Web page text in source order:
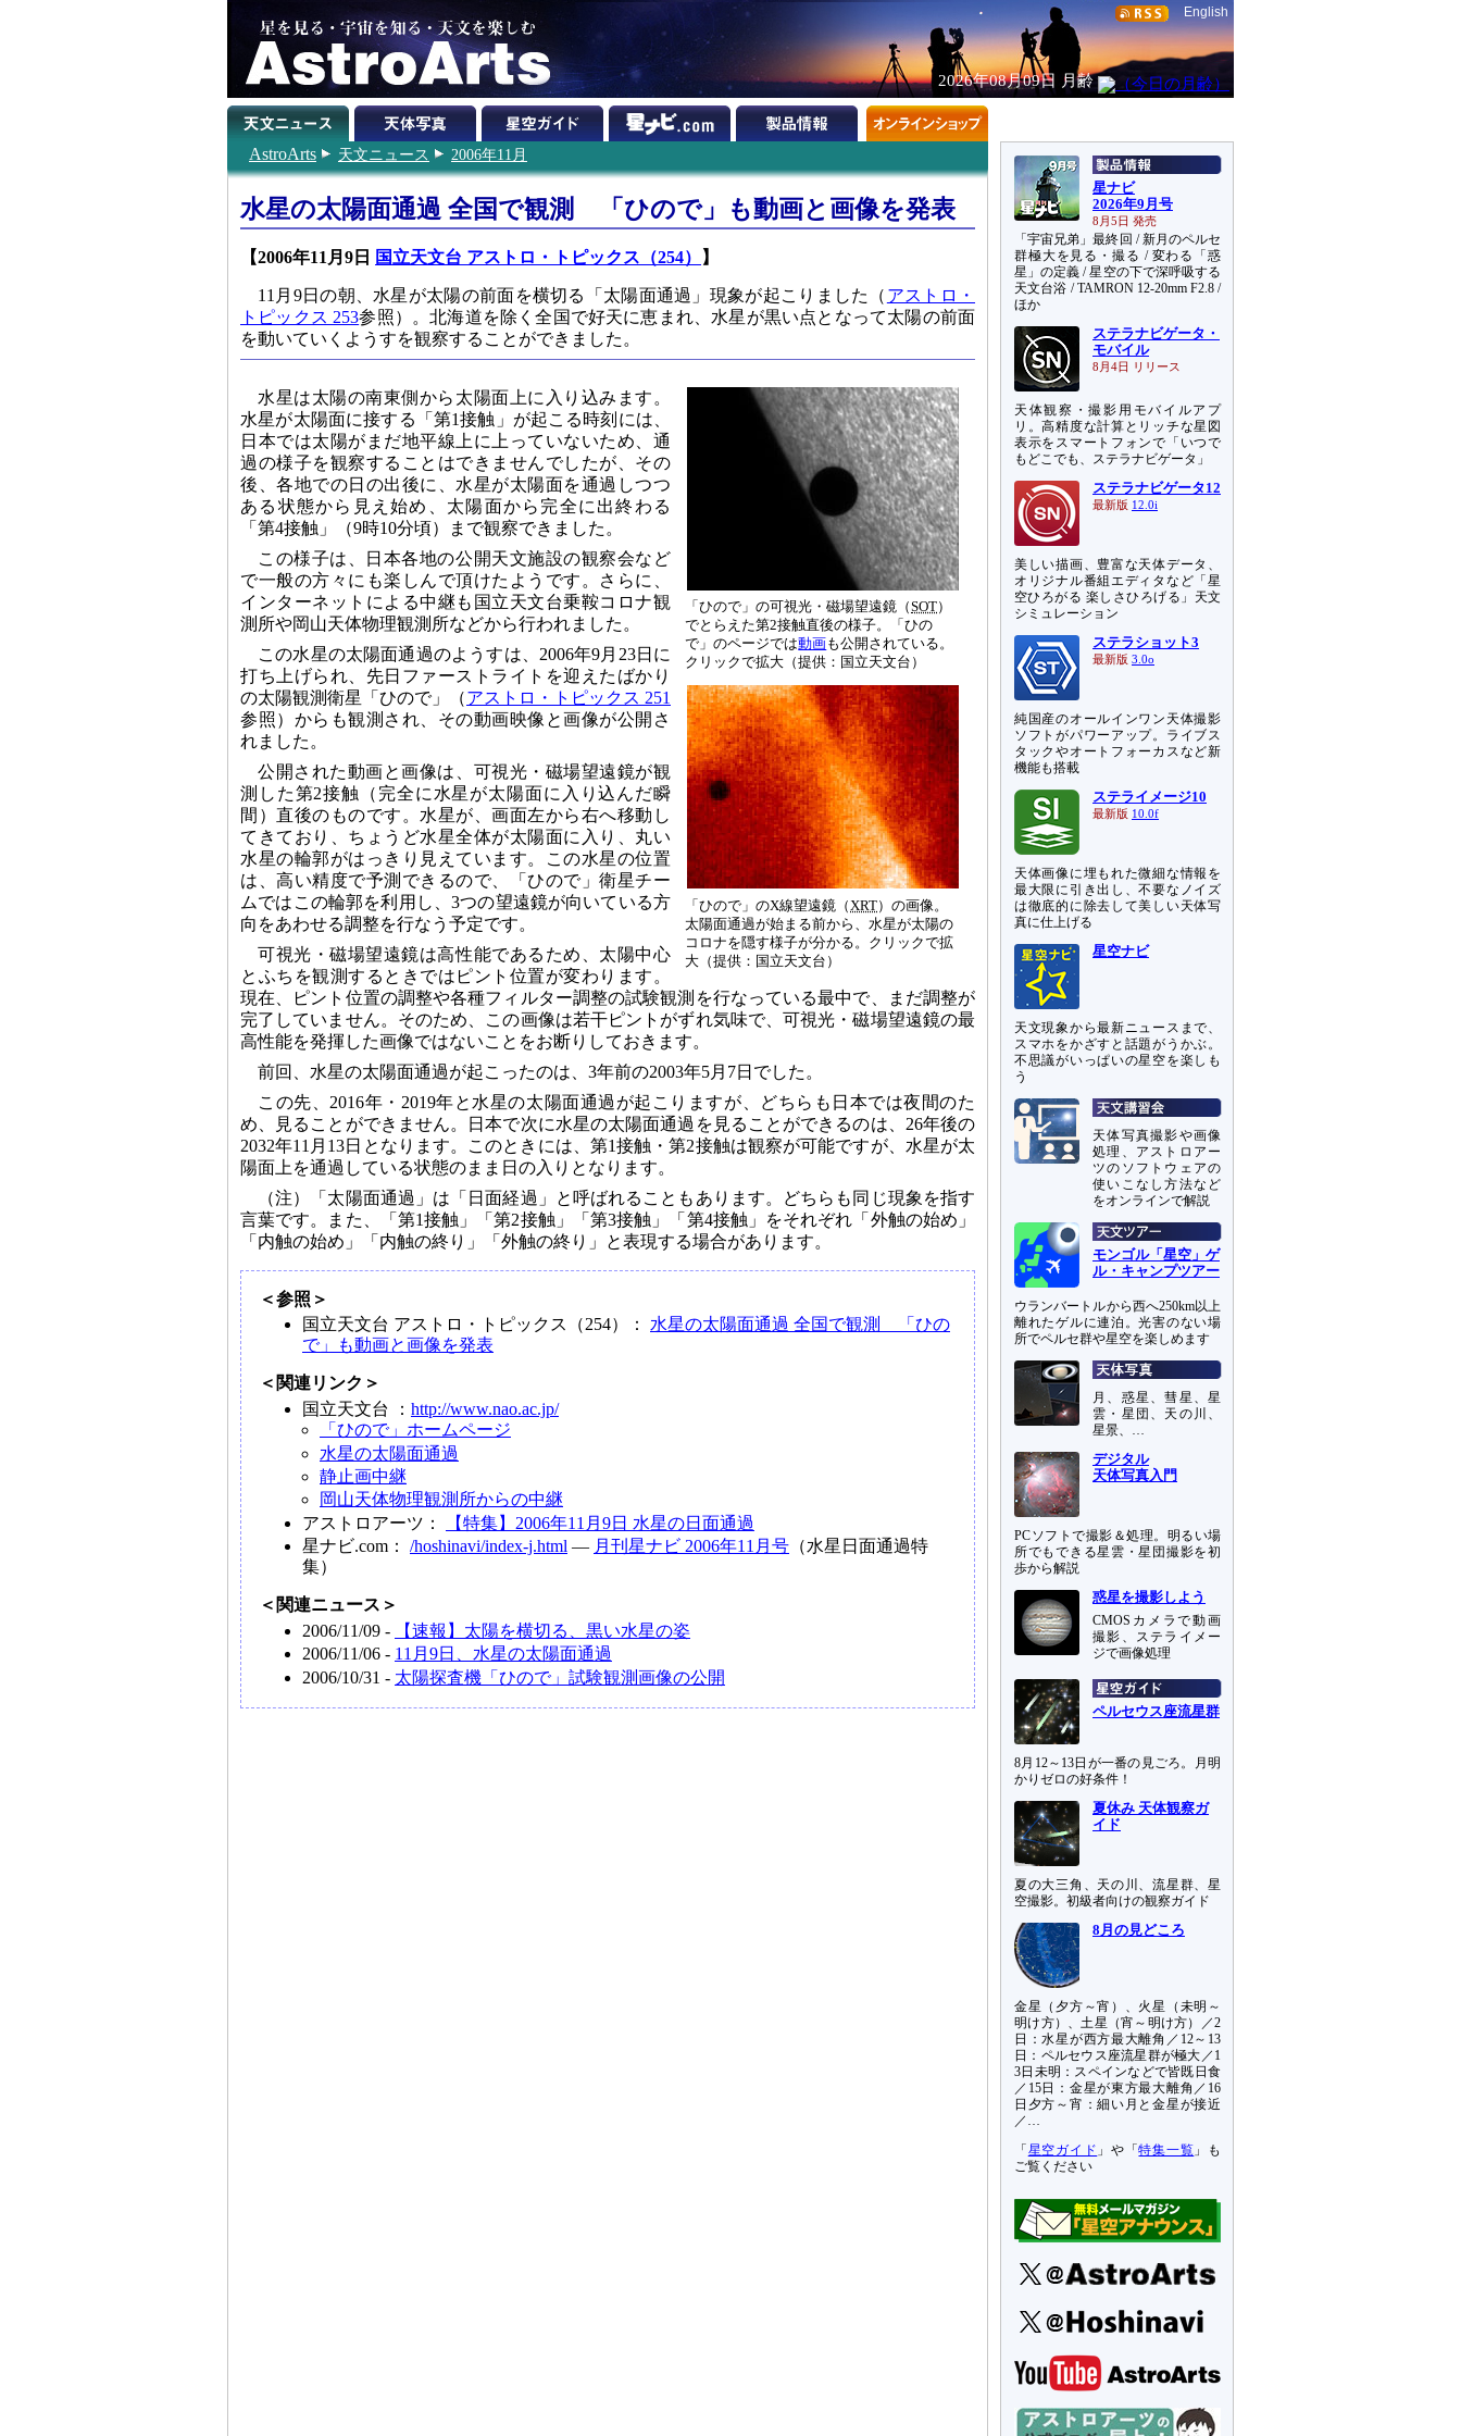
English
2026年08月09日 月齢
AstroArts 天文ニュース 2006年11月
水星の太陽面通過 全国で観測 「ひので」も動画と画像を発表
【2006年11月9日 国立天文台 アストロ・トピックス（254） 】
11月9日の朝、水星が太陽の前面を横切る「太陽面通過」現象が起こりました（ アストロ・
トピックス 253参照）。北海道を除く全国で好天に恵まれ、水星が黒い点となって太陽の前面
を動いていくようすを観察することができました。
「ひので」の可視光・磁場望遠鏡（SOT）
でとらえた第2接触直後の様子。「ひの
で」のページでは動画も公開されている。
クリックで拡大（提供：国立天文台）
「ひので」のX線望遠鏡（XRT）の画像。
太陽面通過が始まる前から、水星が太陽の
コロナを隠す様子が分かる。クリックで拡
大（提供：国立天文台）
水星は太陽の南東側から太陽面上に入り込みます。
水星が太陽面に接する「第1接触」が起こる時刻には、
日本では太陽がまだ地平線上に上っていないため、通
過の様子を観察することはできませんでしたが、その
後、各地での日の出後に、水星が太陽面を通過しつつ
ある状態から見え始め、太陽面から完全に出終わる
「第4接触」（9時10分頃）まで観察できました。
この様子は、日本各地の公開天文施設の観察会など
で一般の方々にも楽しんで頂けたようです。さらに、
インターネットによる中継も国立天文台乗鞍コロナ観
測所や岡山天体物理観測所などから行われました。
この水星の太陽面通過のようすは、2006年9月23日に
打ち上げられ、先日ファーストライトを迎えたばかり
の太陽観測衛星「ひので」（アストロ・トピックス 251
参照）からも観測され、その動画映像と画像が公開さ
れました。
公開された動画と画像は、可視光・磁場望遠鏡が観
測した第2接触（完全に水星が太陽面に入り込んだ瞬
間）直後のものです。水星が、画面左から右へ移動し
てきており、ちょうど水星全体が太陽面に入り、丸い
水星の輪郭がはっきり見えています。この水星の位置
は、高い精度で予測できるので、「ひので」衛星チー
ムではこの輪郭を利用し、3つの望遠鏡が向いている方
向をあわせる調整を行なう予定です。
可視光・磁場望遠鏡は高性能であるため、太陽中心
とふちを観測するときではピント位置が変わります。
現在、ピント位置の調整や各種フィルター調整の試験観測を行なっている最中で、まだ調整が
完了していません。そのため、この画像は若干ピントがずれ気味で、可視光・磁場望遠鏡の最
高性能を発揮した画像ではないことをお断りしておきます。
前回、水星の太陽面通過が起こったのは、3年前の2003年5月7日でした。
この先、2016年・2019年と水星の太陽面通過が起こりますが、どちらも日本では夜間のた
め、見ることができません。日本で次に水星の太陽面通過を見ることができるのは、26年後の
2032年11月13日となります。このときには、第1接触・第2接触は観察が可能ですが、水星が太
陽面上を通過している状態のまま日の入りとなります。
（注）「太陽面通過」は「日面経過」と呼ばれることもあります。どちらも同じ現象を指す
言葉です。また、「第1接触」「第2接触」「第3接触」「第4接触」をそれぞれ「外触の始め」
「内触の始め」「内触の終り」「外触の終り」と表現する場合があります。
＜参照＞
国立天文台 アストロ・トピックス（254）： 水星の太陽面通過 全国で観測 「ひの
で」も動画と画像を発表
＜関連リンク＞
国立天文台 ： http://www.nao.ac.jp/
「ひので」ホームページ
水星の太陽面通過
静止画中継
岡山天体物理観測所からの中継
アストロアーツ：
【特集】2006年11月9日 水星の日面通過
星ナビ.com： /hoshinavi/index-j.html ― 月刊星ナビ 2006年11月号 （水星日面通過特
集）
＜関連ニュース＞
2006/11/09 -
【速報】太陽を横切る、黒い水星の姿
2006/11/06 - 11月9日、水星の太陽面通過
2006/10/31 - 太陽探査機「ひので」試験観測画像の公開
星ナビ
2026年9月号
8月5日 発売
「宇宙兄弟」最終回 / 新月のペルセ
群極大を見る・撮る / 変わる「惑
星」の定義 / 星空の下で深呼吸する
天文台浴 / TAMRON 12-20mm F2.8 /
ほか
ステラナビゲータ・
モバイル
8月4日 リリース
天体観察・撮影用モバイルアプ
リ。高精度な計算とリッチな星図
表示をスマートフォンで「いつで
もどこでも、ステラナビゲータ」
ステラナビゲータ12
最新版 12.0i
美しい描画、豊富な天体データ、
オリジナル番組エディタなど「星
空ひろがる 楽しさひろげる」天文
シミュレーション
ステラショット3
最新版 3.0o
純国産のオールインワン天体撮影
ソフトがパワーアップ。ライブス
タックやオートフォーカスなど新
機能も搭載
ステライメージ10
最新版 10.0f
天体画像に埋もれた微細な情報を
最大限に引き出し、不要なノイズ
は徹底的に除去して美しい天体写
真に仕上げる
星空ナビ
天文現象から最新ニュースまで、
スマホをかざすと話題がうかぶ。
不思議がいっぱいの星空を楽しも
う
天体写真撮影や画像
処理、アストロアー
ツのソフトウェアの
使いこなし方法など
をオンラインで解説
モンゴル「星空」ゲ
ル・キャンプツアー
ウランバートルから西へ250km以上
離れたゲルに連泊。光害のない場
所でペルセ群や星空を楽しめます
月、惑星、彗星、星
雲・星団、天の川、
星景、…
デジタル
天体写真入門
PCソフトで撮影＆処理。明るい場
所でもできる星雲・星団撮影を初
歩から解説
惑星を撮影しよう
CMOSカメラで動画
撮影、ステライメー
ジで画像処理
ペルセウス座流星群
8月12～13日が一番の見ごろ。月明
かりゼロの好条件！
夏休み 天体観察ガ
イド
夏の大三角、天の川、流星群、星
空撮影。初級者向けの観察ガイド
8月の見どころ
金星（夕方～宵）、火星（未明～
明け方）、土星（宵～明け方）／2
日：水星が西方最大離角／12～13
日：ペルセウス座流星群が極大／1
3日未明：スペインなどで皆既日食
／15日：金星が東方最大離角／16
日夕方～宵：細い月と金星が接近
／…
「 星空ガイド 」や「特集一覧 」も
ご覧ください